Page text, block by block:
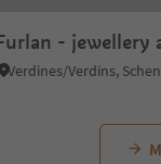
- jewellery